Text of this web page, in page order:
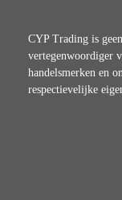
CYP Trading is
vertegenwoordiger
handelsmerken en
respectievelijke